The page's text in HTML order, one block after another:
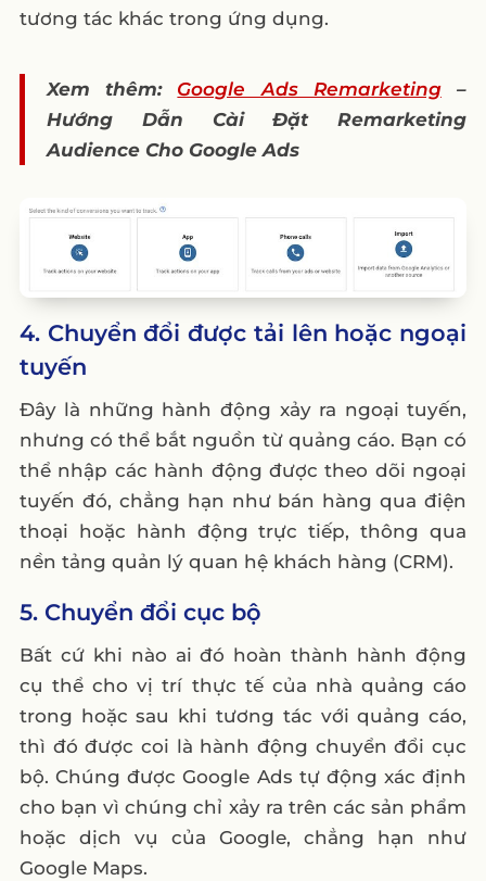
tương tác khác trong ứng dụng.
Xem thêm: Google Ads Remarketing–
Hướng Dẫn Cài Đặt Remarketing
Audience Cho Google Ads
4. Chuyển đổi được tải lên hoặc ngoại
tuyến
Đây là những hành động xảy ra ngoại tuyến,
nhưng có thể bắt nguồn từ quảng cáo. Bạn có
thể nhập các hành động được theo dõi ngoại
tuyến đó, chẳng hạn như bán hàng qua điện
thoại hoặc hành động trực tiếp, thông qua
nền tảng quản lý quan hệ khách hàng (CRM).
5. Chuyển đổi cục bộ
Bất cứ khi nào ai đó hoàn thành hành động
cụ thể cho vị trí thực tế của nhà quảng cáo
trong hoặc sau khi tương tác với quảng cáo,
thì đó được coi là hành động chuyển đổi cục
bộ. Chúng được Google Ads tự động xác định
cho bạn vì chúng chỉ xảy ra trên các sản phẩm
hoặc dịch vụ của Google, chẳng hạn như
Google Maps.